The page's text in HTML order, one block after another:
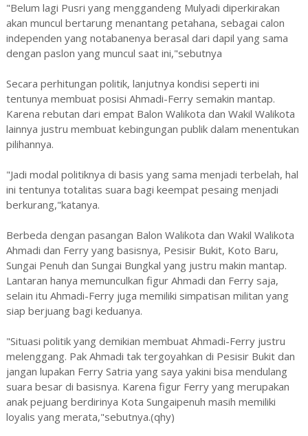
"Belum lagi Pusri yang menggandeng Mulyadi diperkirakan
akan muncul bertarung menantang petahana, sebagai calon
independen yang notabanenya berasal dari dapil yang sama
dengan paslon yang muncul saat ini,"sebutnya
Secara perhitungan politik, lanjutnya kondisi seperti ini
tentunya membuat posisi Ahmadi-Ferry semakin mantap.
Karena rebutan dari empat Balon Walikota dan Wakil Walikota
lainnya justru membuat kebingungan publik dalam menentukan
pilihannya.
"Jadi modal politiknya di basis yang sama menjadi terbelah, hal
ini tentunya totalitas suara bagi keempat pesaing menjadi
berkurang,"katanya.
Berbeda dengan pasangan Balon Walikota dan Wakil Walikota
Ahmadi dan Ferry yang basisnya, Pesisir Bukit, Koto Baru,
Sungai Penuh dan Sungai Bungkal yang justru makin mantap.
Lantaran hanya memunculkan figur Ahmadi dan Ferry saja,
selain itu Ahmadi-Ferry juga memiliki simpatisan militan yang
siap berjuang bagi keduanya.
"Situasi politik yang demikian membuat Ahmadi-Ferry justru
melenggang. Pak Ahmadi tak tergoyahkan di Pesisir Bukit dan
jangan lupakan Ferry Satria yang saya yakini bisa mendulang
suara besar di basisnya. Karena figur Ferry yang merupakan
anak pejuang berdirinya Kota Sungaipenuh masih memiliki
loyalis yang merata,"sebutnya.(qhy)